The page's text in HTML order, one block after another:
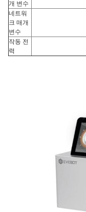
개 변수
네트워
크 매개
변수
작동 전
력